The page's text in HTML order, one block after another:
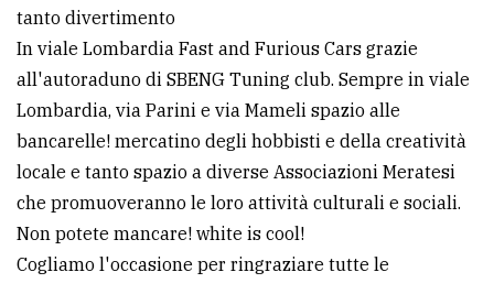
tanto divertimento
In viale Lombardia Fast and Furious Cars grazie
all'autoraduno di SBENG Tuning club. Sempre in viale
Lombardia, via Parini e via Mameli spazio alle
bancarelle! mercatino degli hobbisti e della creatività
locale e tanto spazio a diverse Associazioni Meratesi
che promuoveranno le loro attività culturali e sociali.
Non potete mancare! white is cool!
Cogliamo l'occasione per ringraziare tutte le